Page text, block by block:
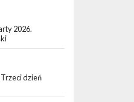
2026.
Trzeci dzień